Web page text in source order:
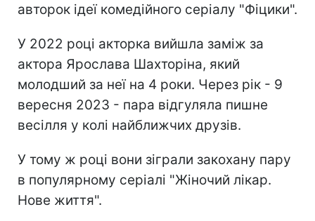
авторок ідеї комедійного серіалу "Фіцики".
У 2022 році акторка вийшла заміж за
актора Ярослава Шахторіна, який
молодший за неї на 4 роки. Через рік - 9
вересня 2023 - пара відгуляла пишне
весілля у колі найближчих друзів.
У тому ж році вони зіграли закохану пару
в популярному серіалі "Жіночий лікар.
Нове життя".